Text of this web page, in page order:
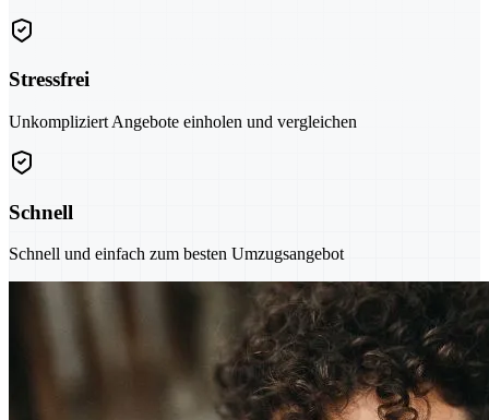
Stressfrei
Unkompliziert Angebote einholen und vergleichen
Schnell
Schnell und einfach zum besten Umzugsangebot